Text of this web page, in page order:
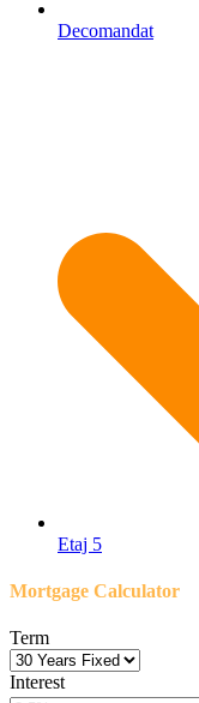
Decomandat
Etaj 5
Mortgage Calculator
Term
Interest